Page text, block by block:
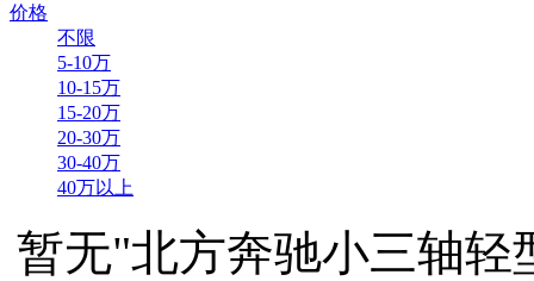
价格
不限
5-10万
10-15万
15-20万
20-30万
30-40万
40万以上
暂无"北方奔驰小三轴轻